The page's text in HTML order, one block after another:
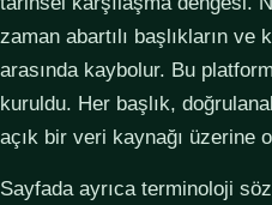
zaman abartılı başlıkların ve
arasında kaybolur. Bu
kuruldu. Her başlık,
açık bir veri kaynağı üzerine
Sayfada ayrıca terminoloji